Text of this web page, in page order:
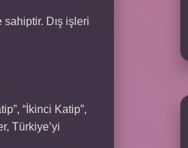
Dış işleri
“İkinci Katip”,
Türkiye’yi